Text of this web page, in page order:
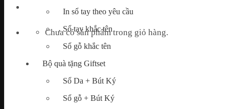
Chưa có sản phẩm trong giỏ hàng.
In sổ tay theo yêu cầu
Sổ tay khắc tên
Sổ gỗ khắc tên
Bộ quà tặng Giftset
Sổ Da + Bút Ký
Sổ gỗ + Bút Ký